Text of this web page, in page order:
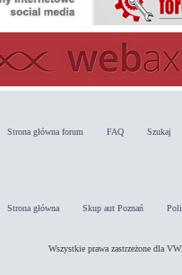
Strona główna forum FAQ Szukaj
Strona główna Skup aut Poznań
Wszystkie prawa zastrzeżone dla